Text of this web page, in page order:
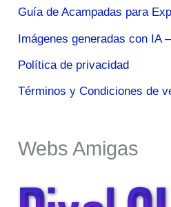
Guía de Acampadas para
Imágenes generadas con IA
Política de privacidad
Términos y Condiciones de
Webs Amigas